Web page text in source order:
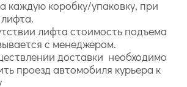
каждую коробку/упаковку, при
лифта стоимость подъема
с менеджером.
доставки необходимо
проезд автомобиля курьера к